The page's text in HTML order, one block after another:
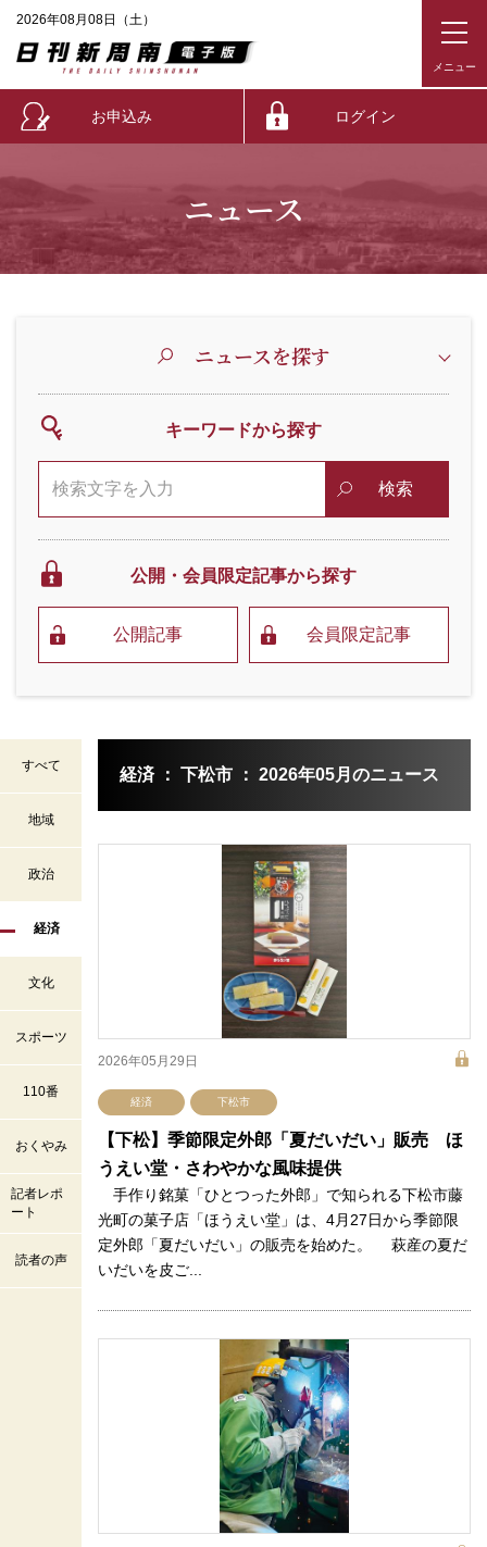
2026年08月08日（土）
お申込み ログイン
ニュース
ニュースを探す
キーワードから探す
検索
公開・会員限定記事から探す
公開記事 会員限定記事
すべて
地域
政治
経済
文化
スポーツ
110番
おくやみ
記者レポ
ート
読者の声
経済 ： 下松市 ： 2026年05月のニュース
2026年05月29日
経済 下松市
【下松】季節限定外郎「夏だいだい」販売 ほ
うえい堂・さわやかな風味提供
手作り銘菓「ひとつった外郎」で知られる下松市藤
光町の菓子店「ほうえい堂」は、4月27日から季節限
定外郎「夏だいだい」の販売を始めた。 萩産の夏だ
いだいを皮ご...